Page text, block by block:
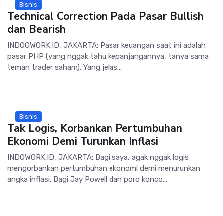
Bisnis
Technical Correction Pada Pasar Bullish
dan Bearish
INDOOWORK.ID, JAKARTA: Pasar keuangan saat ini adalah
pasar PHP (yang nggak tahu kepanjangannya, tanya sama
teman trader saham). Yang jelas...
Bisnis
Tak Logis, Korbankan Pertumbuhan
Ekonomi Demi Turunkan Inflasi
INDOWORK.ID, JAKARTA: Bagi saya, agak nggak logis
mengorbankan pertumbuhan ekonomi demi menurunkan
angka inflasi. Bagi Jay Powell dan poro konco...